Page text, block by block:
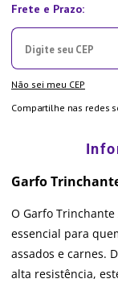
Não sei meu CEP
Compartilhe nas redes
Garfo
O Garfo
essencial para
assados e carnes.
alta resistência,